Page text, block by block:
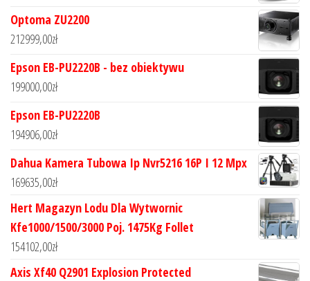
Optoma ZU2200
212999,00zł
Epson EB-PU2220B - bez obiektywu
199000,00zł
Epson EB-PU2220B
194906,00zł
Dahua Kamera Tubowa Ip Nvr5216 16P I 12 Mpx
169635,00zł
Hert Magazyn Lodu Dla Wytwornic
Kfe1000/1500/3000 Poj. 1475Kg Follet
154102,00zł
Axis Xf40 Q2901 Explosion Protected